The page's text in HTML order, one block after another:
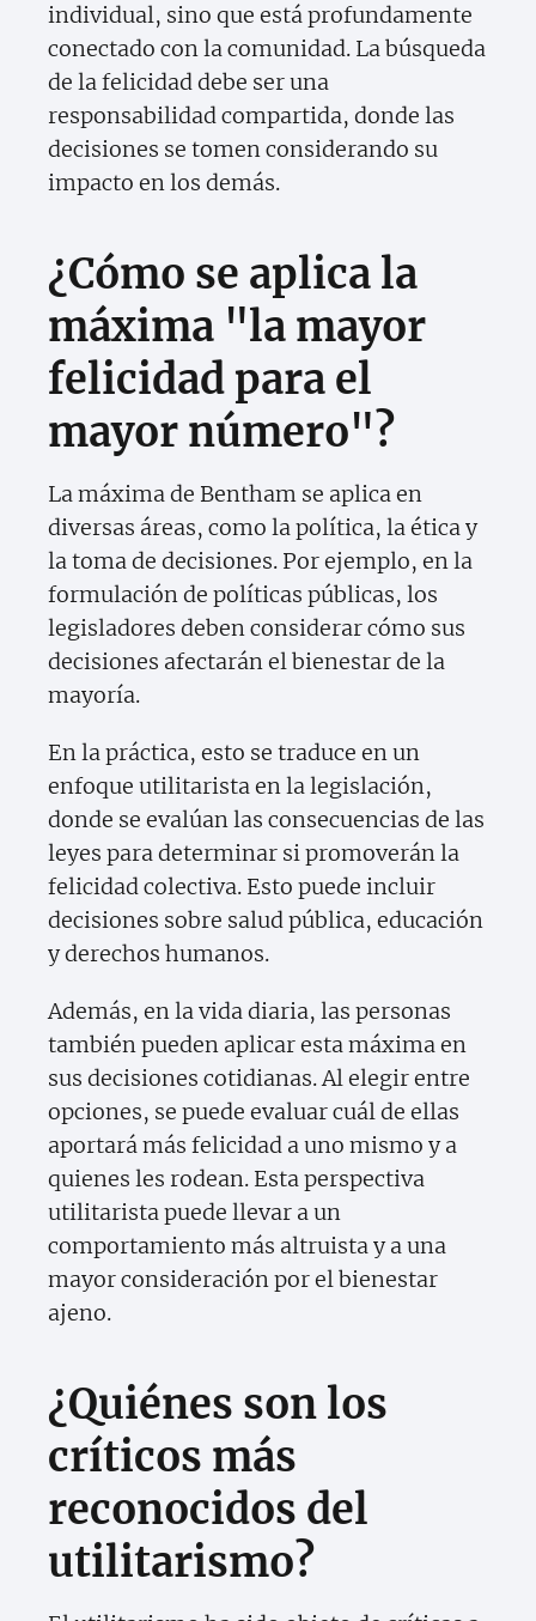
individual, sino que está profundamente
conectado con la comunidad. La búsqueda
de la felicidad debe ser una
responsabilidad compartida, donde las
decisiones se tomen considerando su
impacto en los demás.
¿Cómo se aplica la
máxima "la mayor
felicidad para el
mayor número"?
La máxima de Bentham se aplica en
diversas áreas, como la política, la ética y
la toma de decisiones. Por ejemplo, en la
formulación de políticas públicas, los
legisladores deben considerar cómo sus
decisiones afectarán el bienestar de la
mayoría.
En la práctica, esto se traduce en un
enfoque utilitarista en la legislación,
donde se evalúan las consecuencias de las
leyes para determinar si promoverán la
felicidad colectiva. Esto puede incluir
decisiones sobre salud pública, educación
y derechos humanos.
Además, en la vida diaria, las personas
también pueden aplicar esta máxima en
sus decisiones cotidianas. Al elegir entre
opciones, se puede evaluar cuál de ellas
aportará más felicidad a uno mismo y a
quienes les rodean. Esta perspectiva
utilitarista puede llevar a un
comportamiento más altruista y a una
mayor consideración por el bienestar
ajeno.
¿Quiénes son los
críticos más
reconocidos del
utilitarismo?